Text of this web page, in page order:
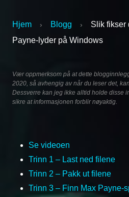
Hjem › Blogg ›
Slik fikser
Payne-lyder på Windows
Vær oppmerksom på at dette
2020, så avhengig av når du leser det,
Dessverre kan jeg ikke alltid holde disse
sikre at informasjonen forblir nøyaktig.
Se videoen
Trinn 1 – Last ned filene
Trinn 2 – Pakk ut filene
Trinn 3 – Finn Max Payne-